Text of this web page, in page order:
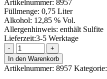
Artikelnummer: 8957
Füllmenge: 0,75 Liter
Alkohol: 12,85 % Vol.
Allergenhinweis: enthält Sulfite
Lieferzeit:3-5 Werktage
Tempelritter
Riesling
(8957)
Menge
In den Warenkorb
Artikelnummer: 8957 Kategorie: